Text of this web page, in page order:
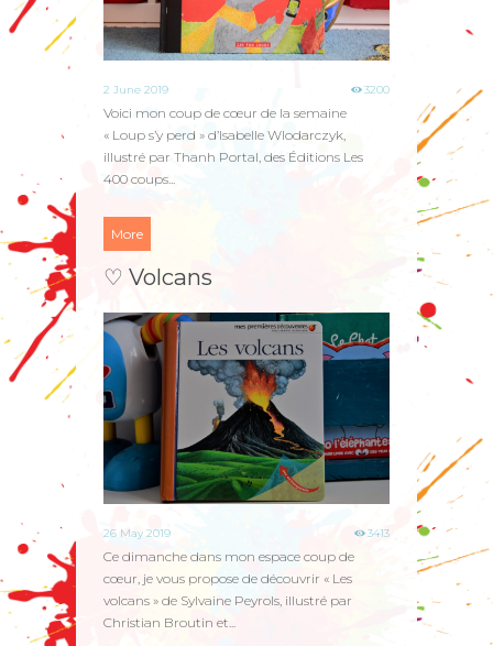
2 June 2019 3200
Voici mon coup de cœur de la semaine
« Loup s’y perd » d’Isabelle Wlodarczyk,
illustré par Thanh Portal, des Éditions Les
400 coups...
More
♡ Volcans
26 May 2019 3413
Ce dimanche dans mon espace coup de
cœur, je vous propose de découvrir « Les
volcans » de Sylvaine Peyrols, illustré par
Christian Broutin et...